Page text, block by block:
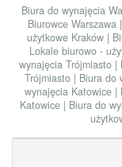
Biura do wynajęcia
Biurowce Warszawa |
użytkowe Kraków |
Lokale biurowo -
wynajęcia Trójmiasto |
Trójmiasto | Biura do
wynajęcia Katowice |
Katowice | Biura do